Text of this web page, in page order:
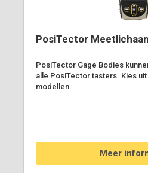
PosiTector
PosiTector Gage Bodies
alle PosiTector tasters. Kies
modellen.
Meer